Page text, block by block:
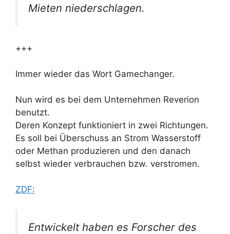
Mieten niederschlagen.
+++
Immer wieder das Wort Gamechanger.
Nun wird es bei dem Unternehmen Reverion
benutzt.
Deren Konzept funktioniert in zwei Richtungen.
Es soll bei Überschuss an Strom Wasserstoff
oder Methan produzieren und den danach
selbst wieder verbrauchen bzw. verstromen.
ZDF:
Entwickelt haben es Forscher des